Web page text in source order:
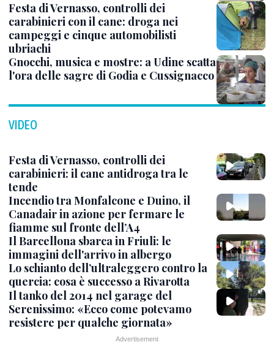
Festa di Vernasso, controlli dei
carabinieri con il cane: droga nei
campeggi e cinque automobilisti
ubriachi
Gnocchi, musica e mostre: a Udine scatta
l'ora delle sagre di Godia e Cussignacco
VIDEO
Festa di Vernasso, controlli dei
carabinieri: il cane antidroga tra le
tende
Incendio tra Monfalcone e Duino, il
Canadair in azione per fermare le
fiamme sul fronte dell’A4
Il Barcellona sbarca in Friuli: le
immagini dell'arrivo in albergo
Lo schianto dell’ultraleggero contro la
quercia: cosa è successo a Rivarotta
Il tanko del 2014 nel garage del
Serenissimo: «Ecco come potevamo
resistere per qualche giornata»